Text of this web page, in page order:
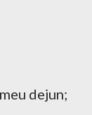
dejun;